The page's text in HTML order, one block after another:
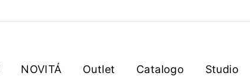
NOVITÁ Outlet Catalogo Studio